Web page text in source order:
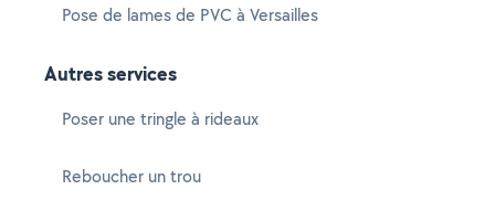
Pose de lames de PVC à Versailles
Autres services
Poser une tringle à rideaux
Reboucher un trou